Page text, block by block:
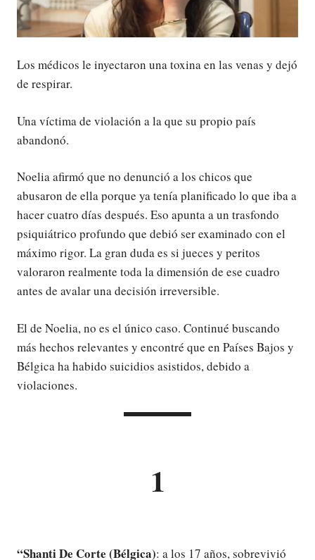
Los médicos le inyectaron una toxina en las venas y dejó
de respirar.
Una víctima de violación a la que su propio país
abandonó.
Noelia afirmó que no denunció a los chicos que
abusaron de ella porque ya tenía planificado lo que iba a
hacer cuatro días después. Eso apunta a un trasfondo
psiquiátrico profundo que debió ser examinado con el
máximo rigor. La gran duda es si jueces y peritos
valoraron realmente toda la dimensión de ese cuadro
antes de avalar una decisión irreversible.
El de Noelia, no es el único caso. Continué buscando
más hechos relevantes y encontré que en Países Bajos y
Bélgica ha habido suicidios asistidos, debido a
violaciones.
1
“Shanti De Corte (Bélgica): a los 17 años, sobrevivió